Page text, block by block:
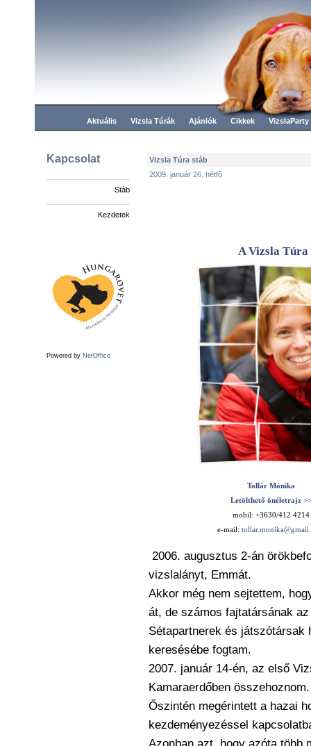
Aktuális Vizsla Túrák Ajánlók Cikkek VizslaParty
Kapcsolat
Stáb
Kezdetek
Powered by NetOffice
Vizsla Túra stáb
2009. január 26. hétfő
A Vizsla Túra
Tollár Mónika
Letölthető önéletrajz >>
mobil: +3630/412 4214
e-mail:
2006. augusztus 2-án
vizslalányt, Emmát.
Akkor még nem sejtettem,
át, de számos fajtatársának
Sétapartnerek és játszótársak
keresésébe fogtam.
2007. január 14-én, az első
Kamaraerdőben összehoznom.
Őszintén megérintett a hazai
kezdeményezéssel
Azonban azt, hogy azóta több